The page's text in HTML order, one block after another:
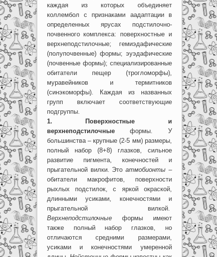
каждая из которых объединяет
коллембол с признаками аадаптации в
определенных ярусах подстилочно-
почвенного комплекса: поверхностные и
верхнеподстилочные; гемиэдафические
(полупочвенные) формы; эуэдафические
(почвенные формы); специализированные
обитатели пещер (трогломорфы),
муравейников и термитников
(синэкоморфы). Каждая из названных
групп включает соответствующие
подгруппы.
1. Поверхностные и
верхнеподстилочныеформы. У
большинства – крупные (2-5 мм) размеры,
полный набор (8+8) глазков, сильное
развитие пигмента, конечностей и
прыгательной вилки. Этоатмобионты –
обитатели макрофитов, поверхности
рыхлых подстилок, с яркой окраской,
длинными усиками, конечностями и
прыгательной вилкой.
Верхнеподстилочныеформы имеют
также полный набор глазков, но
отличаются средними размерами,
усиками и конечностями умеренной